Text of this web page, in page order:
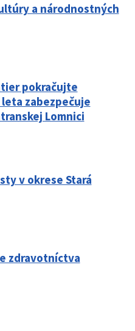
a národnostných
pokračujte
leta zabezpečuje
Lomnici
v okrese Stará
zdravotníctva